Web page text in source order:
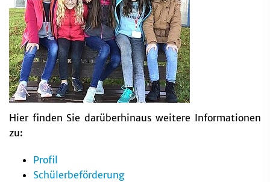
Hier finden Sie darüberhinaus weitere Informationen
zu:
Profil
Schülerbeförderung